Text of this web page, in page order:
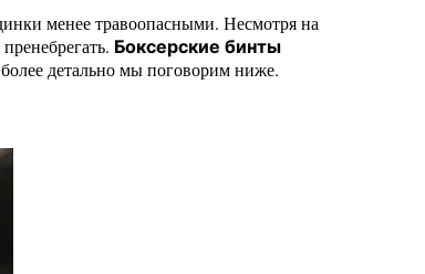
менее травоопасными. Несмотря на
Боксерские бинты
детально мы поговорим ниже.